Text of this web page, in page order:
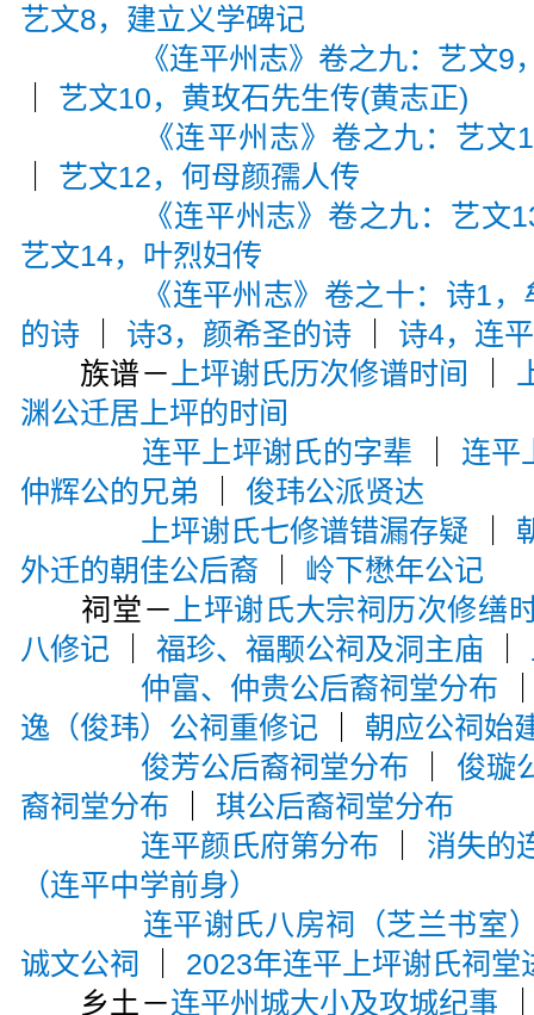
艺文8，建立义学碑记
《连平州志》卷之九：艺文
艺文10，黄玫石先生传(黄志正)
《连平州志》卷之九：艺
艺文12，何母颜孺人传
《连平州志》卷之九：艺文
艺文14，叶烈妇传
《连平州志》卷之十：诗1
的诗
诗3，颜希圣的诗
诗4，连
族谱－ 上坪谢氏历次修谱时间
渊公迁居上坪的时间
连平上坪谢氏的字辈
连平
仲辉公的兄弟
俊玮公派贤达
上坪谢氏七修谱错漏存疑
外迁的朝佳公后裔
岭下懋年公记
祠堂－ 上坪谢氏大宗祠历次修缮
八修记 ｜福珍、福颙公祠及洞主庙
仲富、仲贵公后裔祠堂分布
逸（俊玮）公祠重修记
朝应公祠始
俊芳公后裔祠堂分布
俊璇
裔祠堂分布
琪公后裔祠堂分布
连平颜氏府第分布
消失的
（连平中学前身）
连平谢氏八房祠（芝兰书室
诚文公祠
2023年连平上坪谢氏祠堂
乡土－连平州城大小及攻城纪事